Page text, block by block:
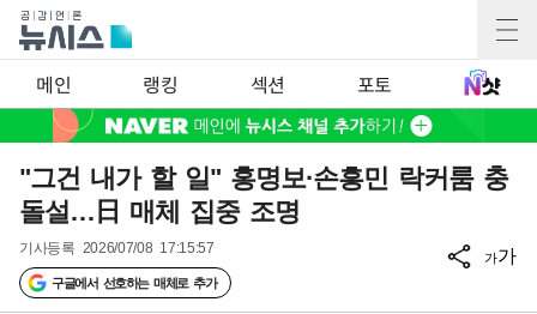
메인 랭킹 섹션 포토
"그건 내가 할 일" 홍명보·손흥민 락커룸 충
돌설…日 매체 집중 조명
기사등록 2026/07/08 17:15:57
구글에서 선호하는 매체로 추가
가가